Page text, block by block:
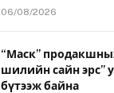
06/08/2026
“Маск”
шилийн сайн эрс”
бүтээж байна